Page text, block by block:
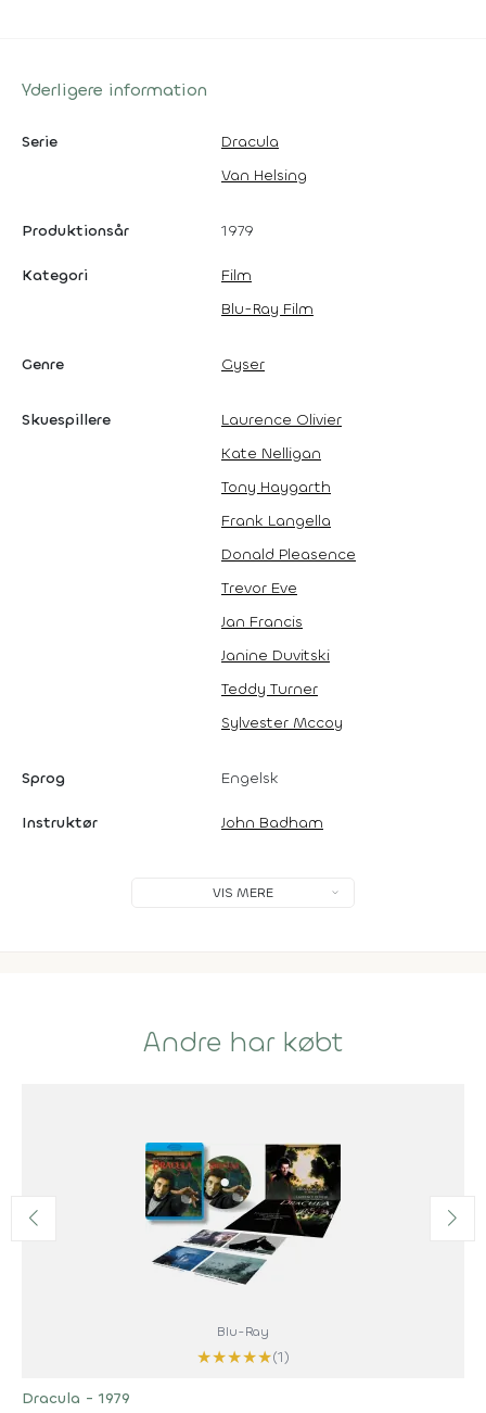
Yderligere information
Serie
Dracula
Van Helsing
Produktionsår 1979
Kategori
Film
Blu-Ray Film
Genre Gyser
Skuespillere
Laurence Olivier
Kate Nelligan
Tony Haygarth
Frank Langella
Donald Pleasence
Trevor Eve
Jan Francis
Janine Duvitski
Teddy Turner
Sylvester Mccoy
Sprog Engelsk
Instruktør John Badham
VIS MERE
Andre har købt
Blu-Ray
★★★★★(1)
Dracula - 1979